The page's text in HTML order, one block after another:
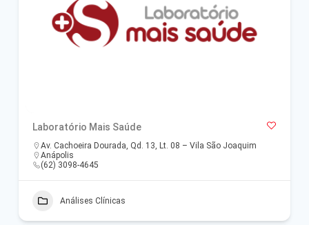
Laboratório Mais Saúde
Av. Cachoeira Dourada, Qd. 13, Lt. 08 – Vila São Joaquim
Anápolis
(62) 3098-4645
Análises Clínicas